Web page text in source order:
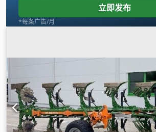
立即发布
*每条广告/月